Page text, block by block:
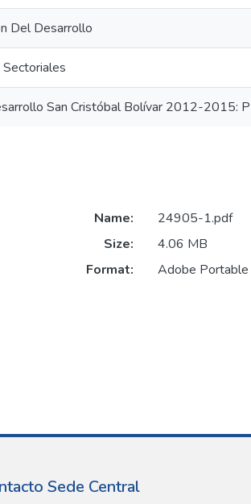
Del Desarrollo
San Cristóbal Bolívar 2012-2015:
Name:
24905-1.pdf
Size:
4.06 MB
Format:
Adobe
Sede Central